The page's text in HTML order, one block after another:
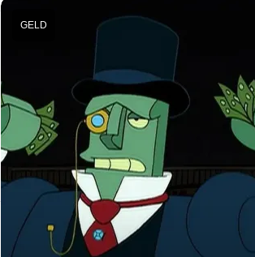
GELD